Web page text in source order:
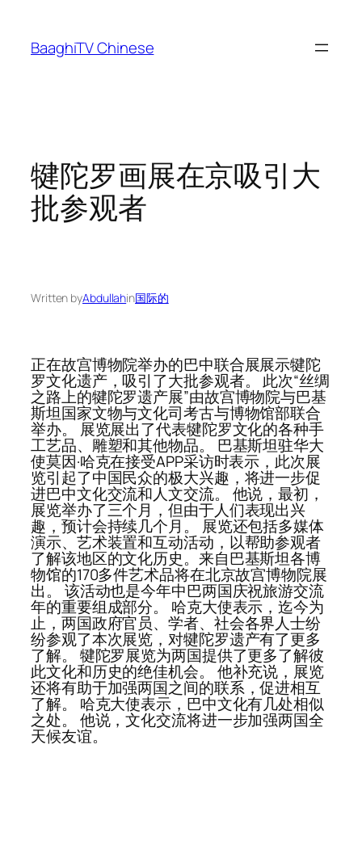
content
BaaghiTV Chinese
犍陀罗画展在京吸引大
批参观者
Written byAbdullahin国际的
正在故宫博物院举办的巴中联合展展示犍陀
罗文化遗产，吸引了大批参观者。 此次“丝绸
之路上的犍陀罗遗产展”由故宫博物院与巴基
斯坦国家文物与文化司考古与博物馆部联合
举办。 展览展出了代表犍陀罗文化的各种手
工艺品、雕塑和其他物品。 巴基斯坦驻华大
使莫因·哈克在接受APP采访时表示，此次展
览引起了中国民众的极大兴趣，将进一步促
进巴中文化交流和人文交流。 他说，最初，
展览举办了三个月，但由于人们表现出兴
趣，预计会持续几个月。 展览还包括多媒体
演示、艺术装置和互动活动，以帮助参观者
了解该地区的文化历史。来自巴基斯坦各博
物馆的170多件艺术品将在北京故宫博物院展
出。 该活动也是今年中巴两国庆祝旅游交流
年的重要组成部分。 哈克大使表示，迄今为
止，两国政府官员、学者、社会各界人士纷
纷参观了本次展览，对犍陀罗遗产有了更多
了解。 犍陀罗展览为两国提供了更多了解彼
此文化和历史的绝佳机会。 他补充说，展览
还将有助于加强两国之间的联系，促进相互
了解。 哈克大使表示，巴中文化有几处相似
之处。 他说，文化交流将进一步加强两国全
天候友谊。